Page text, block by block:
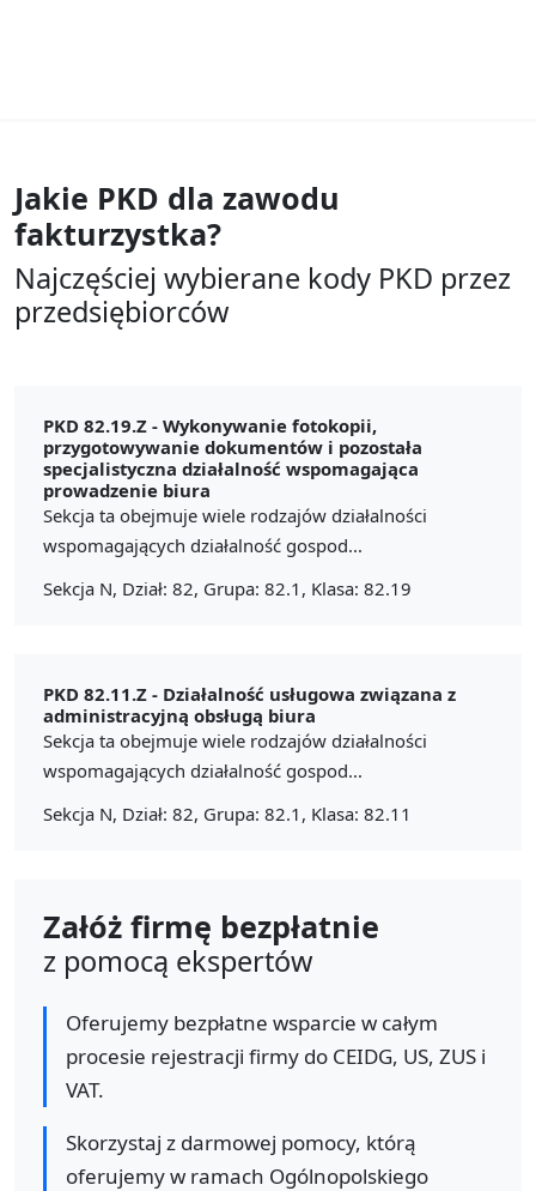
Jakie PKD dla zawodu
fakturzystka?
Najczęściej wybierane kody PKD przez
przedsiębiorców
PKD 82.19.Z - Wykonywanie fotokopii,
przygotowywanie dokumentów i pozostała
specjalistyczna działalność wspomagająca
prowadzenie biura
Sekcja ta obejmuje wiele rodzajów działalności
wspomagających działalność gospod...
Sekcja N, Dział: 82, Grupa: 82.1, Klasa: 82.19
PKD 82.11.Z - Działalność usługowa związana z
administracyjną obsługą biura
Sekcja ta obejmuje wiele rodzajów działalności
wspomagających działalność gospod...
Sekcja N, Dział: 82, Grupa: 82.1, Klasa: 82.11
Załóż firmę bezpłatnie
z pomocą ekspertów
Oferujemy bezpłatne wsparcie w całym
procesie rejestracji firmy do CEIDG, US, ZUS i
VAT.
Skorzystaj z darmowej pomocy, którą
oferujemy w ramach Ogólnopolskiego